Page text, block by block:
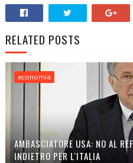
RELATED POSTS
economia
AMBASCIATORE USA: NO AL
INDIETRO PER L'ITALIA